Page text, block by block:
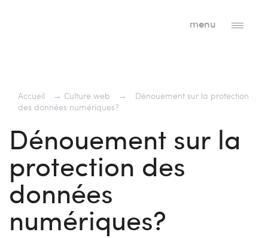
menu
Accueil → Culture web →
Dénouement sur la protection
des données numériques?
Dénouement sur la
protection des
données
numériques?